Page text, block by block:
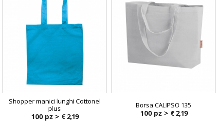
Shopper manici lunghi Cottonel
plus
100 pz > € 2,19
Borsa CALIPSO 135
100 pz > € 2,19